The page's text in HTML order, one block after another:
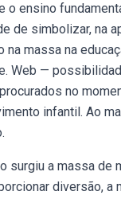
o ensino
de simbolizar, na
na massa na
Web —
no
infantil. Ao
surgiu a massa
diversão, a